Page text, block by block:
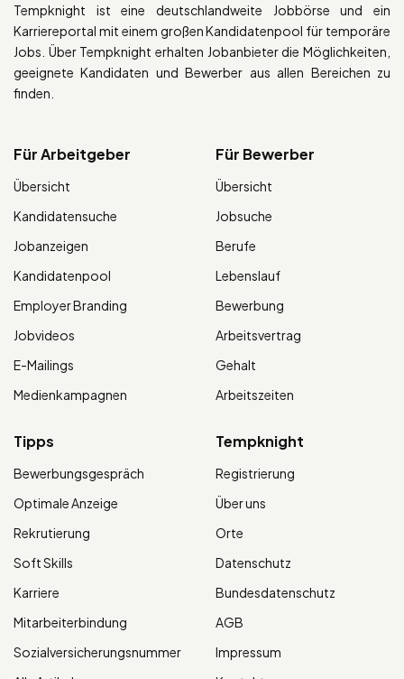
Tempknight ist eine deutschlandweite Jobbörse und ein
Karriereportal mit einem großen Kandidatenpool für temporäre
Jobs. Über Tempknight erhalten Jobanbieter die Möglichkeiten,
geeignete Kandidaten und Bewerber aus allen Bereichen zu
finden.
Für Arbeitgeber
Übersicht
Kandidatensuche
Jobanzeigen
Kandidatenpool
Employer Branding
Jobvideos
E-Mailings
Medienkampagnen
Für Bewerber
Übersicht
Jobsuche
Berufe
Lebenslauf
Bewerbung
Arbeitsvertrag
Gehalt
Arbeitszeiten
Tipps
Bewerbungsgespräch
Optimale Anzeige
Rekrutierung
Soft Skills
Karriere
Mitarbeiterbindung
Sozialversicherungsnummer
Tempknight
Registrierung
Über uns
Orte
Datenschutz
Bundesdatenschutz
AGB
Impressum